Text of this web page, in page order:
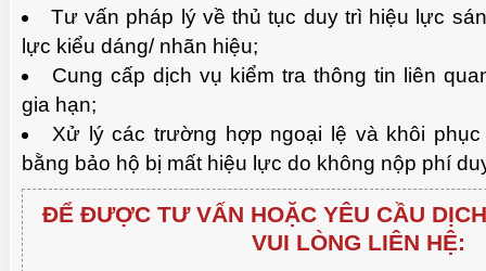
Tư vấn pháp lý về thủ tục duy trì hiệu lực
lực kiểu dáng/ nhãn hiệu;
Cung cấp dịch vụ kiểm tra thông tin liên
gia hạn;
Xử lý các trường hợp ngoại lệ và khôi
bằng bảo hộ bị mất hiệu lực do không nộp phí
ĐỂ ĐƯỢC TƯ VẤN HOẶC YÊU CẦU
VUI LÒNG LIÊN HỆ: